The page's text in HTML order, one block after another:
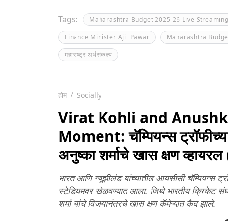
Tags: Maharashtra Budget 2025-26 Live Streaming
Finance Minister Ajit Pawar Maharashtra
महाराष्ट्र अर्थसंकल्प
होम Socially
Virat Kohli and
Moment: चॅम्पियन्स
अनुष्का शर्माचे खास क्षण
भारत आणि न्यूझीलंड यांच्यातील आयसीसी चॅम्पियन्स
स्टेडियमवर खेळवण्यात आला. जिथे भारतीय क्रिकेट
शर्मा यांचे विजयानंतरचे खास क्षण कॅमेऱ्यात कैद झाले.